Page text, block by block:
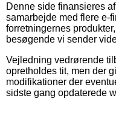
Denne side finansieres
samarbejde med flere e-
forretningernes
besøgende vi sender
Vejledning vedrørende
opretholdes tit, men der
modifikationer der
sidste gang opdaterede